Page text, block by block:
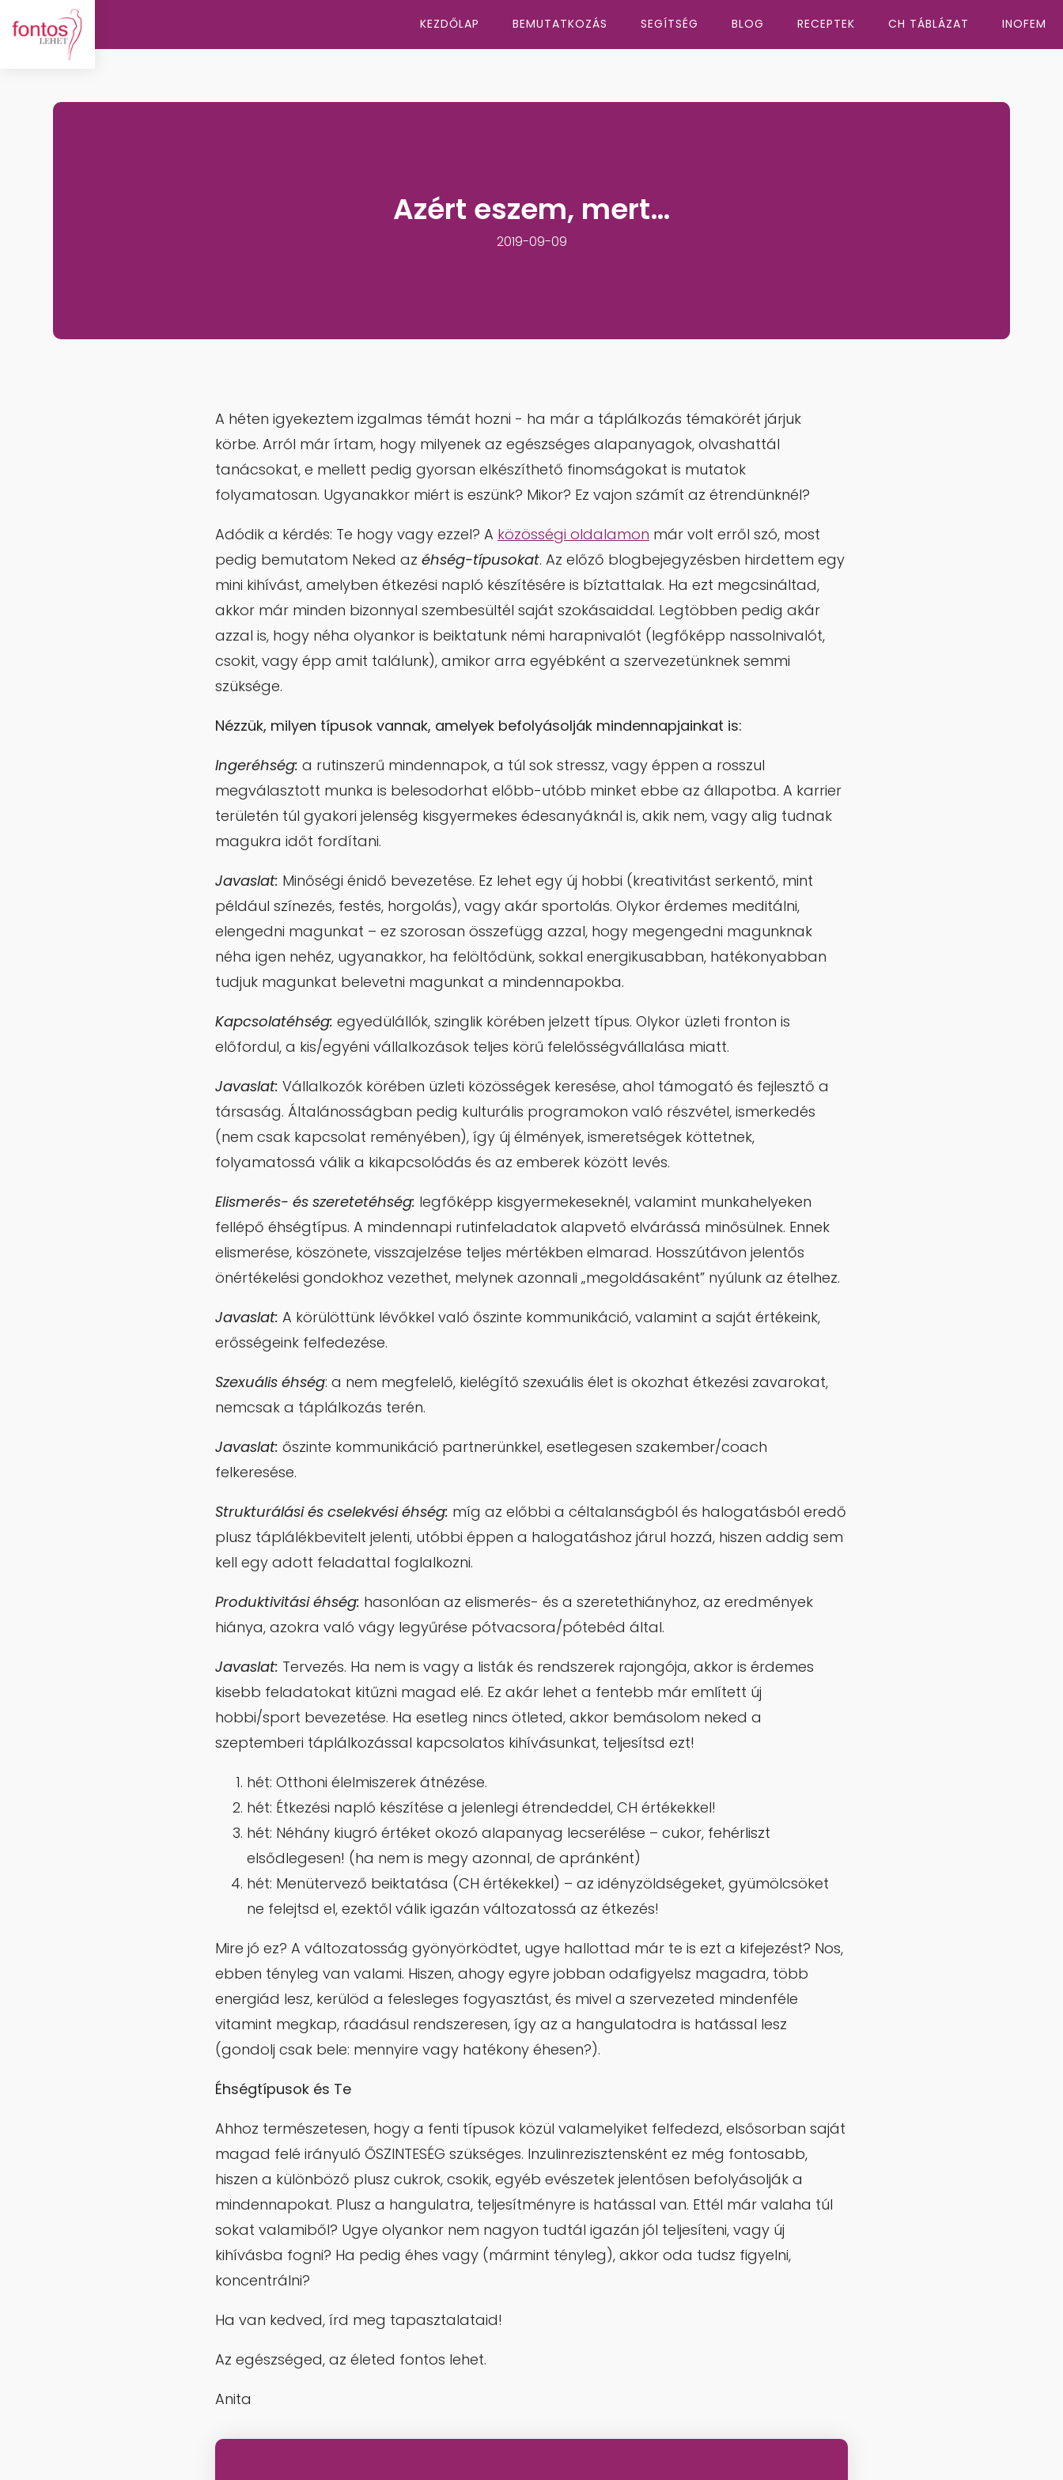
KEZDŐLAP BEMUTATKOZÁS SEGÍTSÉG BLOG RECEPTEK CH TÁBLÁZAT INOFEM
Azért eszem, mert…
2019-09-09
A héten igyekeztem izgalmas témát hozni - ha már a táplálkozás témakörét járjuk
körbe. Arról már írtam, hogy milyenek az egészséges alapanyagok, olvashattál
tanácsokat, e mellett pedig gyorsan elkészíthető finomságokat is mutatok
folyamatosan. Ugyanakkor miért is eszünk? Mikor? Ez vajon számít az étrendünknél?
Adódik a kérdés: Te hogy vagy ezzel? A közösségi oldalamon már volt erről szó, most
pedig bemutatom Neked az éhség-típusokat. Az előző blogbejegyzésben hirdettem egy
mini kihívást, amelyben étkezési napló készítésére is bíztattalak. Ha ezt megcsináltad,
akkor már minden bizonnyal szembesültél saját szokásaiddal. Legtöbben pedig akár
azzal is, hogy néha olyankor is beiktatunk némi harapnivalót (legfőképp nassolnivalót,
csokit, vagy épp amit találunk), amikor arra egyébként a szervezetünknek semmi
szüksége.
Nézzük, milyen típusok vannak, amelyek befolyásolják mindennapjainkat is:
Ingeréhség: a rutinszerű mindennapok, a túl sok stressz, vagy éppen a rosszul
megválasztott munka is belesodorhat előbb-utóbb minket ebbe az állapotba. A karrier
területén túl gyakori jelenség kisgyermekes édesanyáknál is, akik nem, vagy alig tudnak
magukra időt fordítani.
Javaslat: Minőségi énidő bevezetése. Ez lehet egy új hobbi (kreativitást serkentő, mint
például színezés, festés, horgolás), vagy akár sportolás. Olykor érdemes meditálni,
elengedni magunkat – ez szorosan összefügg azzal, hogy megengedni magunknak
néha igen nehéz, ugyanakkor, ha felöltődünk, sokkal energikusabban, hatékonyabban
tudjuk magunkat belevetni magunkat a mindennapokba.
Kapcsolatéhség: egyedülállók, szinglik körében jelzett típus. Olykor üzleti fronton is
előfordul, a kis/egyéni vállalkozások teljes körű felelősségvállalása miatt.
Javaslat: Vállalkozók körében üzleti közösségek keresése, ahol támogató és fejlesztő a
társaság. Általánosságban pedig kulturális programokon való részvétel, ismerkedés
(nem csak kapcsolat reményében), így új élmények, ismeretségek köttetnek,
folyamatossá válik a kikapcsolódás és az emberek között levés.
Elismerés- és szeretetéhség: legfőképp kisgyermekeseknél, valamint munkahelyeken
fellépő éhségtípus. A mindennapi rutinfeladatok alapvető elvárássá minősülnek. Ennek
elismerése, köszönete, visszajelzése teljes mértékben elmarad. Hosszútávon jelentős
önértékelési gondokhoz vezethet, melynek azonnali „megoldásaként” nyúlunk az ételhez.
Javaslat: A körülöttünk lévőkkel való őszinte kommunikáció, valamint a saját értékeink,
erősségeink felfedezése.
Szexuális éhség: a nem megfelelő, kielégítő szexuális élet is okozhat étkezési zavarokat,
nemcsak a táplálkozás terén.
Javaslat: őszinte kommunikáció partnerünkkel, esetlegesen szakember/coach
felkeresése.
Strukturálási és cselekvési éhség: míg az előbbi a céltalanságból és halogatásból eredő
plusz táplálékbevitelt jelenti, utóbbi éppen a halogatáshoz járul hozzá, hiszen addig sem
kell egy adott feladattal foglalkozni.
Produktivitási éhség: hasonlóan az elismerés- és a szeretethiányhoz, az eredmények
hiánya, azokra való vágy legyűrése pótvacsora/pótebéd által.
Javaslat: Tervezés. Ha nem is vagy a listák és rendszerek rajongója, akkor is érdemes
kisebb feladatokat kitűzni magad elé. Ez akár lehet a fentebb már említett új
hobbi/sport bevezetése. Ha esetleg nincs ötleted, akkor bemásolom neked a
szeptemberi táplálkozással kapcsolatos kihívásunkat, teljesítsd ezt!
hét: Otthoni élelmiszerek átnézése.
hét: Étkezési napló készítése a jelenlegi étrendeddel, CH értékekkel!
hét: Néhány kiugró értéket okozó alapanyag lecserélése – cukor, fehérliszt
elsődlegesen! (ha nem is megy azonnal, de apránként)
hét: Menütervező beiktatása (CH értékekkel) – az idényzöldségeket, gyümölcsöket
ne felejtsd el, ezektől válik igazán változatossá az étkezés!
Mire jó ez? A változatosság gyönyörködtet, ugye hallottad már te is ezt a kifejezést? Nos,
ebben tényleg van valami. Hiszen, ahogy egyre jobban odafigyelsz magadra, több
energiád lesz, kerülöd a felesleges fogyasztást, és mivel a szervezeted mindenféle
vitamint megkap, ráadásul rendszeresen, így az a hangulatodra is hatással lesz
(gondolj csak bele: mennyire vagy hatékony éhesen?).
Éhségtípusok és Te
Ahhoz természetesen, hogy a fenti típusok közül valamelyiket felfedezd, elsősorban saját
magad felé irányuló ŐSZINTESÉG szükséges. Inzulinrezisztensként ez még fontosabb,
hiszen a különböző plusz cukrok, csokik, egyéb evészetek jelentősen befolyásolják a
mindennapokat. Plusz a hangulatra, teljesítményre is hatással van. Ettél már valaha túl
sokat valamiből? Ugye olyankor nem nagyon tudtál igazán jól teljesíteni, vagy új
kihívásba fogni? Ha pedig éhes vagy (mármint tényleg), akkor oda tudsz figyelni,
koncentrálni?
Ha van kedved, írd meg tapasztalataid!
Az egészséged, az életed fontos lehet.
Anita